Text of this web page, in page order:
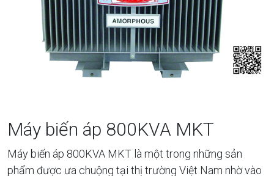
Máy biến áp 800KVA MKT
Máy biến áp 800KVA MKT là một trong những sản
phẩm được ưa chuộng tại thị trường Việt Nam nhờ vào